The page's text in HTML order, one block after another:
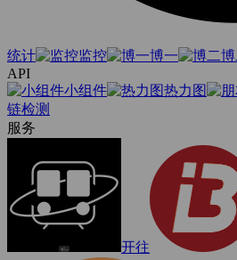
统计 监控 博一 博
API
小组件
热力图
链检测
服务
开往